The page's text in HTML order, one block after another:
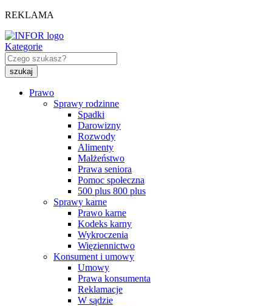
REKLAMA
Kategorie
Prawo
Sprawy rodzinne
Spadki
Darowizny
Rozwody
Alimenty
Małżeństwo
Prawa seniora
Pomoc społeczna
500 plus 800 plus
Sprawy karne
Prawo karne
Kodeks karny
Wykroczenia
Więziennictwo
Konsument i umowy
Umowy
Prawa konsumenta
Reklamacje
W sądzie